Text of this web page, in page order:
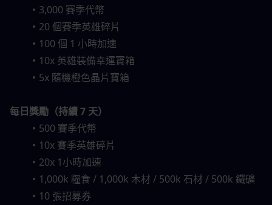
3,000 賽季代幣
20 個賽季英雄碎片
100 個 1 小時加速
10x 英雄裝備幸運寶箱
5x 隨機橙色晶片寶箱
每日獎勵（持續 7 天）
500 賽季代幣
10x 賽季英雄碎片
20x 1小時加速
1,000k 糧食 / 1,000k 木材 / 500k 石材 / 500k 鐵礦
10 張招募券